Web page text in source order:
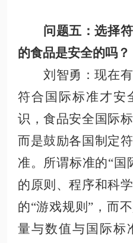
问题五：选择
的食品是安全的吗？
刘智勇 ：现在
符合国际标准才安
识，食品安全国际
而是鼓励各国制定
准。所谓标准的“国
的原则、程序和科
的“游戏规则”，而
量与数值与国际标